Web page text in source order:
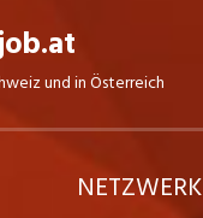
und in Österreich
NETZWERK